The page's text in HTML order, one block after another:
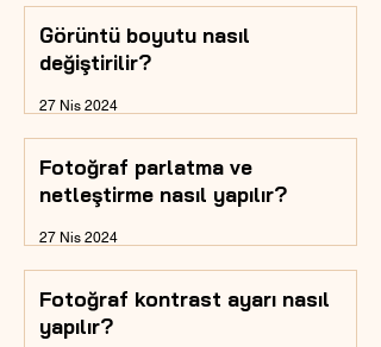
Görüntü boyutu nasıl
değiştirilir?
27 Nis 2024
Fotoğraf parlatma ve
netleştirme nasıl yapılır?
27 Nis 2024
Fotoğraf kontrast ayarı nasıl
yapılır?